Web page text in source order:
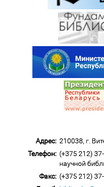
Адрес: 210038, г.
Телефон: (+375 212)
научной
Факс: (+375 212)